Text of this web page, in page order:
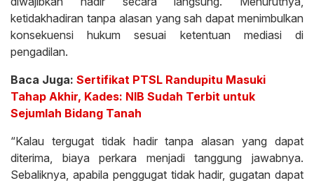
ketidakhadiran tanpa alasan yang sah dapat menimbulkan
konsekuensi hukum sesuai ketentuan mediasi di
pengadilan.
Baca Juga: Sertifikat PTSL Randupitu Masuki
Tahap Akhir, Kades: NIB Sudah Terbit untuk
Sejumlah Bidang Tanah
“Kalau tergugat tidak hadir tanpa alasan yang dapat
diterima, biaya perkara menjadi tanggung jawabnya.
Sebaliknya, apabila penggugat tidak hadir, gugatan dapat